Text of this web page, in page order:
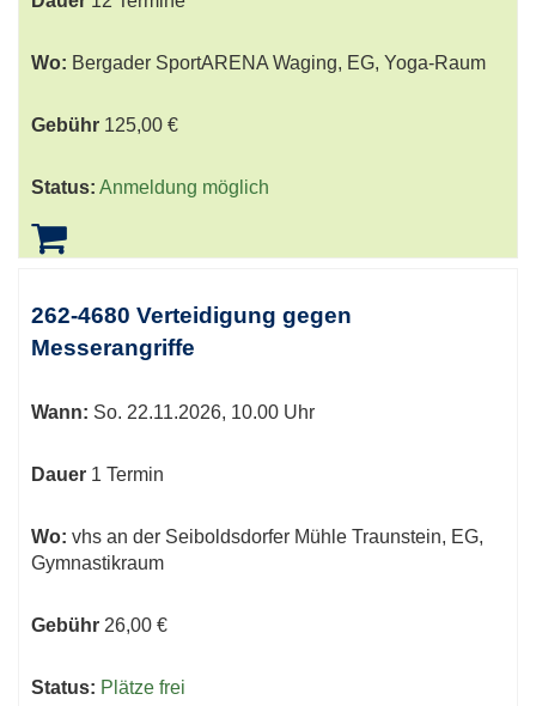
Wo: Bergader SportARENA Waging, EG, Yoga-Raum
Gebühr 125,00 €
Status: Anmeldung möglich
262-4680 Verteidigung gegen
Messerangriffe
Wann: So. 22.11.2026, 10.00 Uhr
Dauer 1 Termin
Wo: vhs an der Seiboldsdorfer Mühle Traunstein, EG,
Gymnastikraum
Gebühr 26,00 €
Status: Plätze frei